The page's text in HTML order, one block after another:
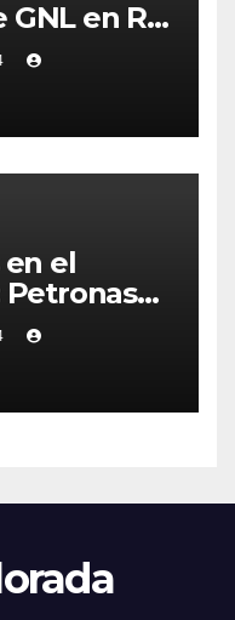
en Río
empresa
el
Petronas
inversión